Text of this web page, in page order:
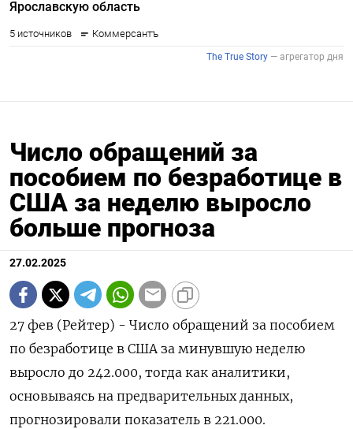
Число обращений за
пособием по безработице в
США за неделю выросло
больше прогноза
27.02.2025
27 фев (Рейтер) - Число обращений за пособием
по безработице в США за минувшую неделю
выросло до 242.000​​​​, тогда как аналитики,
основываясь на предварительных данных,
прогнозировали показатель в 221.000.